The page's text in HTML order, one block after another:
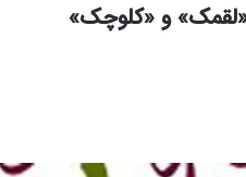
«لقمک» و «کلوچک»